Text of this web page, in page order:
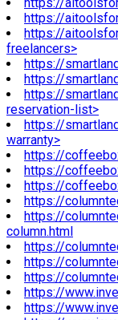
https://
https://
freelancers>
https://
https://
https://
reservation-list>
https://
warranty>
https://
https://
https://
https://
https://
column.html
https://
https://
https://
https://
https://